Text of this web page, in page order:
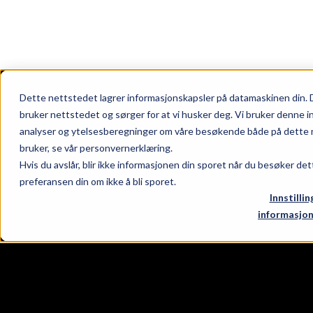
Dette nettstedet lagrer informasjonskapsler på datamaskinen din.
bruker nettstedet og sørger for at vi husker deg. Vi bruker denne
analyser og ytelsesberegninger om våre besøkende både på
bruker, se vår personvernerklæring.
Hvis du avslår, blir ikke informasjonen din sporet når du besøker
preferansen din om ikke å bli sporet.
EIENDOMMEROM OSSKONTAKTFRIENDS AT